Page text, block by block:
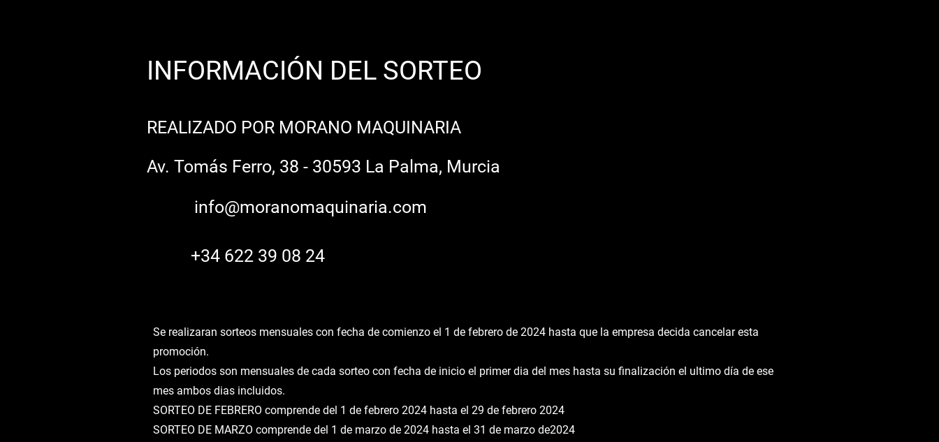
INFORMACIÓN DEL SORTEO
REALIZADO POR MORANO MAQUINARIA
Av. Tomás Ferro, 38 - 30593 La Palma, Murcia
info@moranomaquinaria.com
+34 622 39 08 24
Se realizaran sorteos mensuales con fecha de comienzo el 1 de febrero de 2024 hasta que la empresa decida cancelar esta
promoción.
Los periodos son mensuales de cada sorteo con fecha de inicio el primer dia del mes hasta su finalización el ultimo día de ese
mes ambos dias incluidos.
SORTEO DE FEBRERO comprende del 1 de febrero 2024 hasta el 29 de febrero 2024
SORTEO DE MARZO comprende del 1 de marzo de 2024 hasta el 31 de marzo de2024